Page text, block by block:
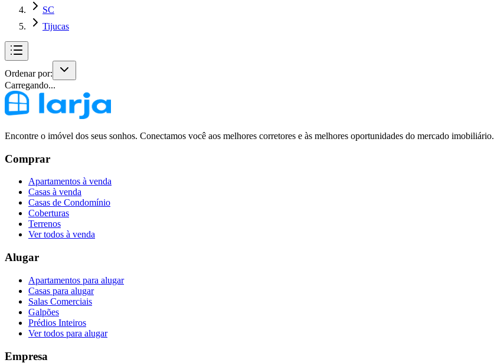
SC
Tijucas
Ordenar por:
Carregando...
Encontre o imóvel dos seus sonhos. Conectamos você aos melhores corretores e às melhores oportunidades do mercado imobiliário.
Comprar
Apartamentos à venda
Casas à venda
Casas de Condomínio
Coberturas
Terrenos
Ver todos à venda
Alugar
Apartamentos para alugar
Casas para alugar
Salas Comerciais
Galpões
Prédios Inteiros
Ver todos para alugar
Empresa